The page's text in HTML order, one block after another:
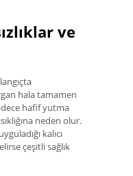
ve
hala tamamen
hafif yutma
neden olur.
kalıcı
çeşitli sağlık